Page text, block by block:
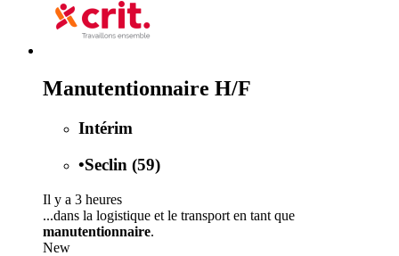
Manutentionnaire H/F
Intérim
•Seclin (59)
Il y a 3 heures
...dans la logistique et le transport en tant que
manutentionnaire.
New